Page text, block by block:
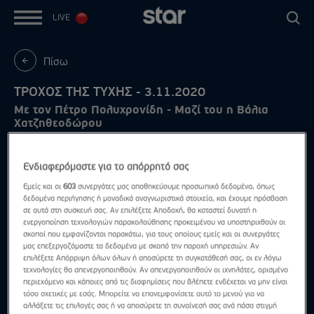
LIVE
Πίσω
ΤΡΟΧΟΣ ΤΗΣ ΤΥΧΗΣ - 3.11.2020
Με τον Πέτρο Πολυχρονίδη - Μαζί του η Βάλια
Χατζηθεοδώρου
Ενδιαφερόμαστε για το απόρρητό σας
Εμείς και οι603 συνεργάτες μας αποθηκεύουμε προσωπικά δεδομένα, όπως
δεδομένα περιήγησης ή μοναδικά αναγνωριστικά στοιχεία, και έχουμε πρόσβαση
σε αυτά στη συσκευή σας. Αν επιλέξετε Αποδοχή, θα καταστεί δυνατή η
ενεργοποίηση τεχνολογιών παρακολούθησης προκειμένου να υποστηριχθούν οι
σκοποί που εμφανίζονται παρακάτω, για τους οποίους εμείς και οι συνεργάτες
μας επεξεργαζόμαστε τα δεδομένα με σκοπό την παροχή υπηρεσιών. Αν
επιλέξετε Απόρριψη όλων όλων ή αποσύρετε τη συγκατάθεσή σας, οι εν λόγω
τεχνολογίες θα απενεργοποιηθούν. Αν απενεργοποιηθούν οι ιχνηλάτες, ορισμένο
περιεχόμενο και κάποιες από τις διαφημίσεις που βλέπετε ενδέχεται να μην είναι
τόσο σχετικές με εσάς. Μπορείτε να επανεμφανίσετε αυτό το μενού για να
αλλάξετε τις επιλογές σας ή να αποσύρετε τη συναίνεσή σας ανά πάσα στιγμή